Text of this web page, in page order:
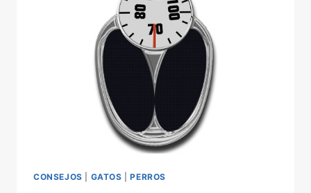
(HUMANO
ANIMAL)
CONSEJOS GATOS |PERROS